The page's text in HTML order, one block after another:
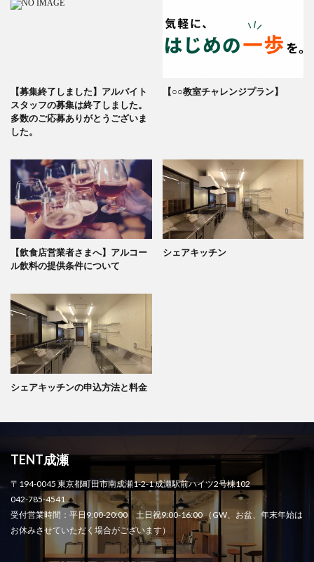
【募集終了しました】アルバイト
スタッフの募集は終了しました。
多数のご応募ありがとうございま
した。
【○○教室チャレンジプラン】
【飲食店営業者さまへ】アルコー
ル飲料の提供条件について
シェアキッチン
シェアキッチンの申込方法と料金
TENT成瀬
〒194-0045 東京都町田市南成瀬1-2-1 成瀬駅前ハイツ2号棟102
042-785-4541
受付営業時間：平日9:00-20:00 土日祝9:00-16:00 （GW、お盆、年末年始は
お休みさせていただく場合がございます）